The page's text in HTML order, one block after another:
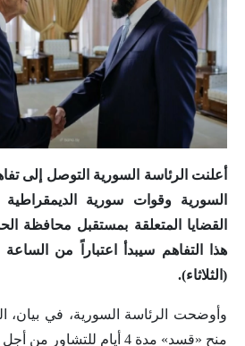
أعلنت الرئاسة السورية التوصل إلى
السورية وقوات سورية
القضايا المتعلقة بمستقبل محافظة
هذا التفاهم سيبدأ اعتباراً من
(الثلاثاء).
وأوضحت الرئاسة السورية، في بيان،
منح «قسد» مدة 4 أيام